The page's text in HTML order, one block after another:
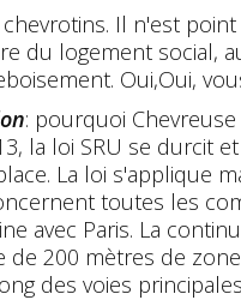
chevrotins. Il n'est
du logement social,
Oui,Oui,
: pourquoi
la loi SRU se durcit
La loi s'applique
toutes les
avec Paris. La
de 200 mètres de
des voies